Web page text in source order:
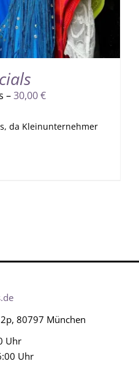
–30,00€
da Kleinunternehmer
80797 München
Uhr
Uhr